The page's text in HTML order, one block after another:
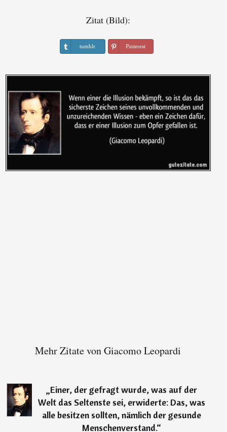
Zitat (Bild):
tumblr Pinterest
Mehr Zitate von Giacomo Leopardi
„Einer, der gefragt wurde, was auf der
Welt das Seltenste sei, erwiderte: Das, was
alle besitzen sollten, nämlich der gesunde
Menschenverstand.“